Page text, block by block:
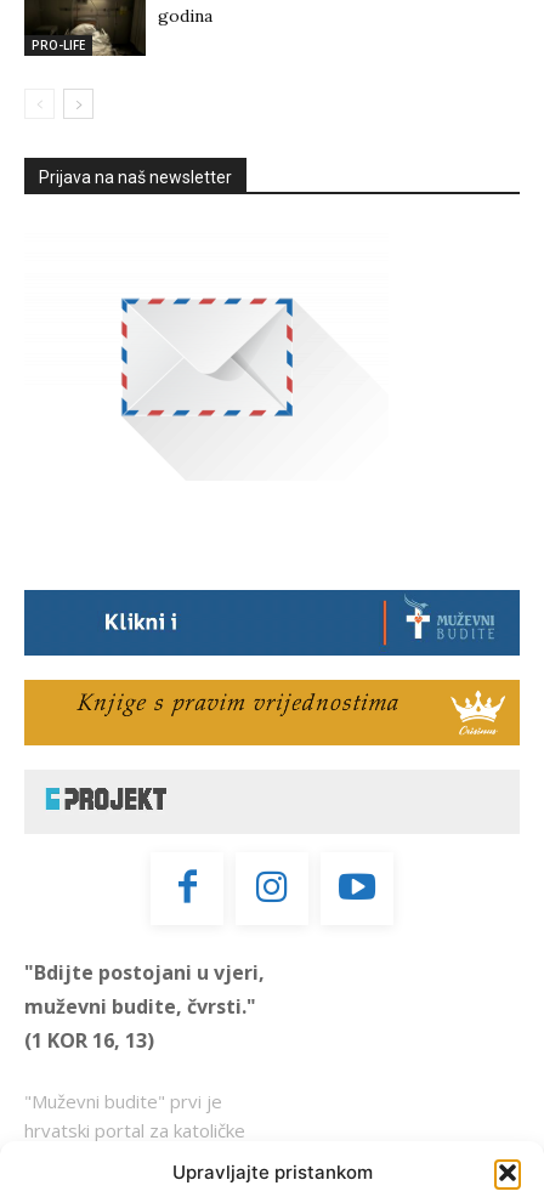
Upravljajte pristankom
PRO-LIFE
godina
Prijava na naš newsletter
"Bdijte postojani u vjeri,
muževni budite, čvrsti."
(1 KOR 16, 13)
"Muževni budite" prvi je
hrvatski portal za katoličke
muškarce koji pokušava
reafirmirati u današnje